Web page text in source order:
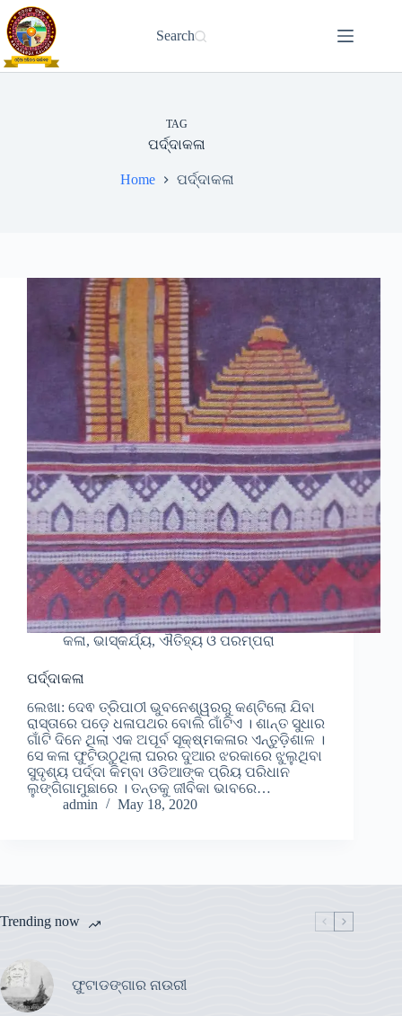
Skip
to
content
Search
TAG
ପର୍ଦ୍ଦାକଳା
Home ପର୍ଦ୍ଦାକଳା
କଳା, ଭାସ୍କର୍ଯ୍ୟ, ଐତିହ୍ୟ ଓ ପରମ୍ପରା
ପର୍ଦ୍ଦାକଳା
ଲେଖା: ଦେଵ ତ୍ରିପାଠୀ ଭୁବନେଶ୍ୱରରୁ କଣ୍ଟିଲୋ ଯିବା
ରାସ୍ତାରେ ପଡ଼େ ଧଳାପଥର ବୋଲି ଗାଁଟିଏ । ଶାନ୍ତ ସୁଧାର
ଗାଁଟି ଦିନେ ଥିଲା ଏକ ଅପୂର୍ବ ସୂକ୍ଷ୍ମକଳାର ଏନ୍ତୁଡ଼ିଶାଳ ।
ସେ କଳା ଫୁଟିଉଠୁଥିଲା ଘରର ଦୁଆର ଝରକାରେ ଝୁଲୁଥିବା
ସୁଦୃଶ୍ୟ ପର୍ଦ୍ଦା କିମ୍ବା ଓଡିଆଙ୍କ ପ୍ରିୟ ପରିଧାନ
ଲୁଙ୍ଗିଗାମୁଛାରେ । ତନ୍ତକୁ ଜୀବିକା ଭାବରେ…
admin
May 18, 2020
Trending now
ଫୁଟାଡଙ୍ଗାର ନାଉରୀ